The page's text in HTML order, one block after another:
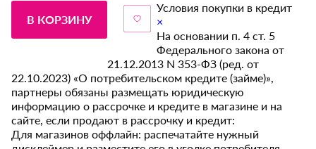
В КОРЗИНУ
Условия покупки в кредит
×
На основании п. 4 ст. 5
Федерального закона от
21.12.2013 N 353-ФЗ (ред. от
22.10.2023) «О потребительском кредите (займе)»,
партнеры обязаны размещать юридическую
информацию о рассрочке и кредите в магазине и на
сайте, если продают в рассрочку и кредит:
Для магазинов оффлайн: распечатайте нужный